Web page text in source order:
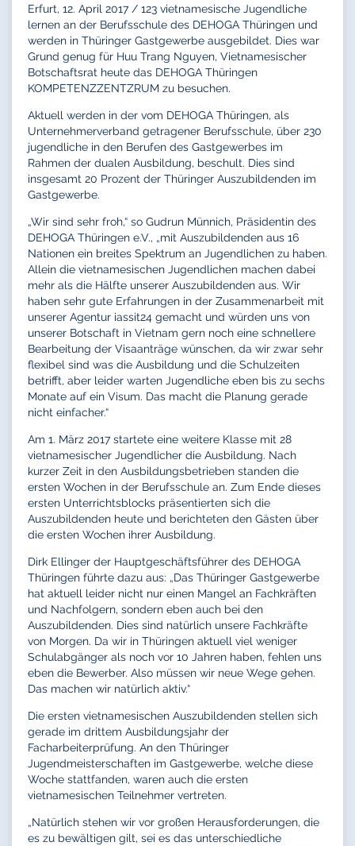
Erfurt, 12. April 2017 / 123 vietnamesische Jugendliche
lernen an der Berufsschule des DEHOGA Thüringen und
werden in Thüringer Gastgewerbe ausgebildet. Dies war
Grund genug für Huu Trang Nguyen, Vietnamesischer
Botschaftsrat heute das DEHOGA Thüringen
KOMPETENZZENTZRUM zu besuchen.
Aktuell werden in der vom DEHOGA Thüringen, als
Unternehmerverband getragener Berufsschule, über 230
jugendliche in den Berufen des Gastgewerbes im
Rahmen der dualen Ausbildung, beschult. Dies sind
insgesamt 20 Prozent der Thüringer Auszubildenden im
Gastgewerbe.
„Wir sind sehr froh,“ so Gudrun Münnich, Präsidentin des
DEHOGA Thüringen e.V., „mit Auszubildenden aus 16
Nationen ein breites Spektrum an Jugendlichen zu haben.
Allein die vietnamesischen Jugendlichen machen dabei
mehr als die Hälfte unserer Auszubildenden aus. Wir
haben sehr gute Erfahrungen in der Zusammenarbeit mit
unserer Agentur iassit24 gemacht und würden uns von
unserer Botschaft in Vietnam gern noch eine schnellere
Bearbeitung der Visaanträge wünschen, da wir zwar sehr
flexibel sind was die Ausbildung und die Schulzeiten
betrifft, aber leider warten Jugendliche eben bis zu sechs
Monate auf ein Visum. Das macht die Planung gerade
nicht einfacher.“
Am 1. März 2017 startete eine weitere Klasse mit 28
vietnamesischer Jugendlicher die Ausbildung. Nach
kurzer Zeit in den Ausbildungsbetrieben standen die
ersten Wochen in der Berufsschule an. Zum Ende dieses
ersten Unterrichtsblocks präsentierten sich die
Auszubildenden heute und berichteten den Gästen über
die ersten Wochen ihrer Ausbildung.
Dirk Ellinger der Hauptgeschäftsführer des DEHOGA
Thüringen führte dazu aus: „Das Thüringer Gastgewerbe
hat aktuell leider nicht nur einen Mangel an Fachkräften
und Nachfolgern, sondern eben auch bei den
Auszubildenden. Dies sind natürlich unsere Fachkräfte
von Morgen. Da wir in Thüringen aktuell viel weniger
Schulabgänger als noch vor 10 Jahren haben, fehlen uns
eben die Bewerber. Also müssen wir neue Wege gehen.
Das machen wir natürlich aktiv.“
Die ersten vietnamesischen Auszubildenden stellen sich
gerade im drittem Ausbildungsjahr der
Facharbeiterprüfung. An den Thüringer
Jugendmeisterschaften im Gastgewerbe, welche diese
Woche stattfanden, waren auch die ersten
vietnamesischen Teilnehmer vertreten.
„Natürlich stehen wir vor großen Herausforderungen, die
es zu bewältigen gilt, sei es das unterschiedliche